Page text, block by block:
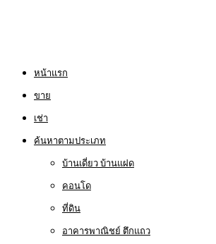
หน้าแรก
ขาย
เช่า
ค้นหาตามประเภท
บ้านเดี่ยว บ้านแฝด
คอนโด
ที่ดิน
อาคารพาณิชย์ ตึกแถว